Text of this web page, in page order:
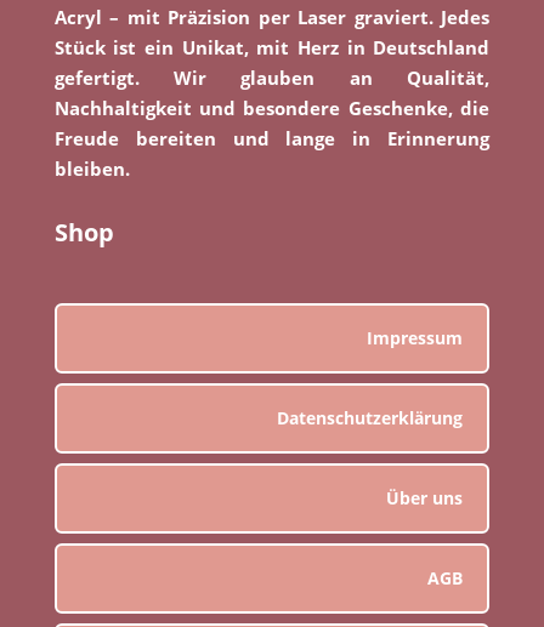
Acryl – mit Präzision per Laser graviert. Jedes
Stück ist ein Unikat, mit Herz in Deutschland
gefertigt. Wir glauben an Qualität,
Nachhaltigkeit und besondere Geschenke, die
Freude bereiten und lange in Erinnerung
bleiben.
Shop
Impressum
Datenschutzerklärung
Über uns
AGB